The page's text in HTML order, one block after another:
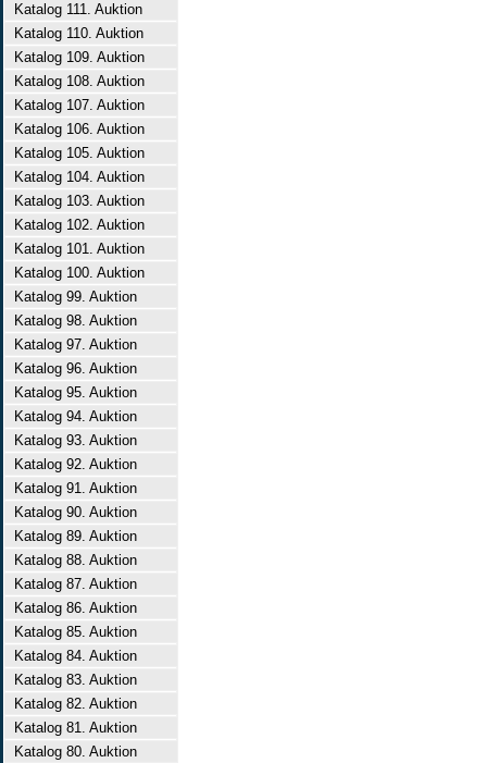
Katalog 111. Auktion
Katalog 110. Auktion
Katalog 109. Auktion
Katalog 108. Auktion
Katalog 107. Auktion
Katalog 106. Auktion
Katalog 105. Auktion
Katalog 104. Auktion
Katalog 103. Auktion
Katalog 102. Auktion
Katalog 101. Auktion
Katalog 100. Auktion
Katalog 99. Auktion
Katalog 98. Auktion
Katalog 97. Auktion
Katalog 96. Auktion
Katalog 95. Auktion
Katalog 94. Auktion
Katalog 93. Auktion
Katalog 92. Auktion
Katalog 91. Auktion
Katalog 90. Auktion
Katalog 89. Auktion
Katalog 88. Auktion
Katalog 87. Auktion
Katalog 86. Auktion
Katalog 85. Auktion
Katalog 84. Auktion
Katalog 83. Auktion
Katalog 82. Auktion
Katalog 81. Auktion
Katalog 80. Auktion